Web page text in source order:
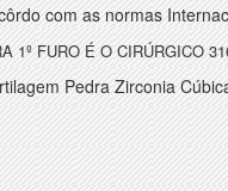
com as normas
1º FURO É O CIRÚRGICO
Pedra Zirconia